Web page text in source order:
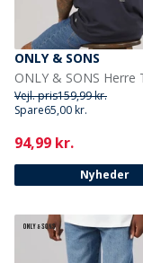
ONLY & SONS
Vejl. pris159,99 kr.
Spare65,00 kr.
Current
94,99 kr.
Nyheder